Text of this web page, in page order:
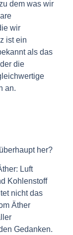
dem was wir
wir
ist ein
als das
die
an.
her?
Luft
Kohlenstoff
nicht das
Äther
Gedanken.